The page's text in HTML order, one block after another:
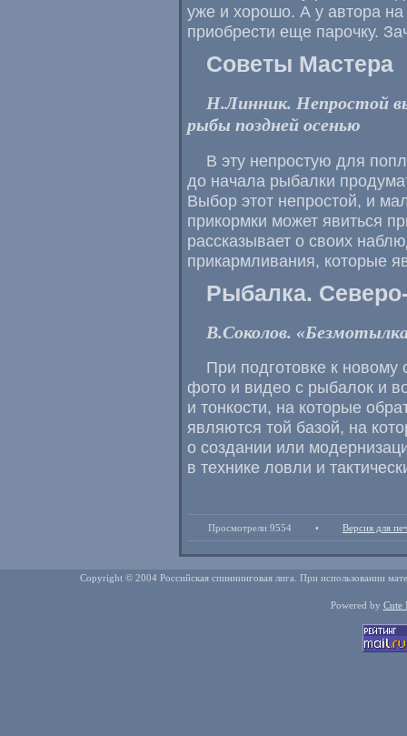
уже и хорошо. А у автора
приобрести еще парочку.
Советы Мастера
Н.Линник. Непростой
рыбы поздней осенью
В эту непростую для
до начала рыбалки
Выбор этот непростой, и
прикормки может явиться
рассказывает о своих
прикармливания, которые
Рыбалка.
В.Соколов.
При подготовке к новому
фото и видео с рыбалок и
и тонкости, на которые
являются той базой, на
о создании или
в технике ловли и
Просмотрели 9554 • Версия для
Copyright © 2004 Российская спиннинговая лига. При использовании
Powered by Cute